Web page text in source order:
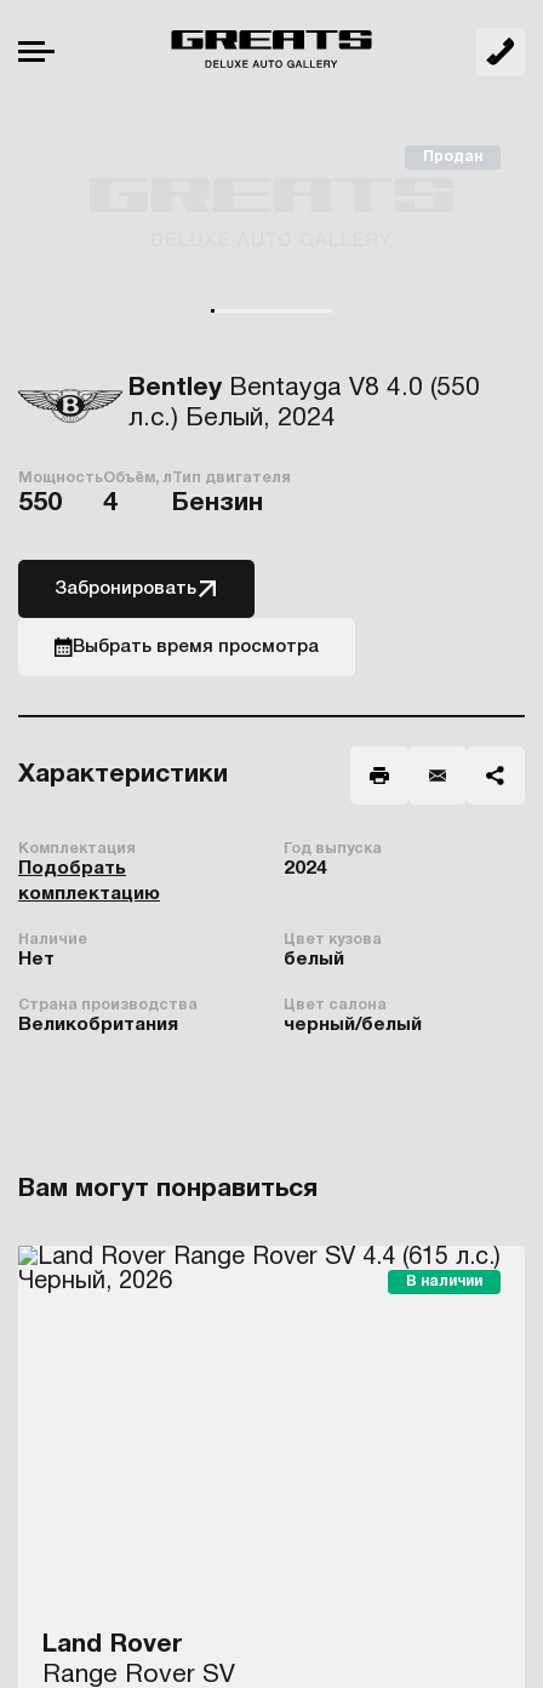
Bentley Bentayga V8 4.0 (550
л.с.) Белый, 2024
Продан
Мощность
550
Объём, л
4
Тип двигателя
Бензин
Забронировать
Выбрать время просмотра
Характеристики
Комплектация
Подобрать
комплектацию
Год выпуска
2024
Наличие
Нет
Цвет кузова
белый
Страна производства
Великобритания
Цвет салона
черный/белый
Вам могут понравиться
В наличии
Land Rover
Range Rover SV